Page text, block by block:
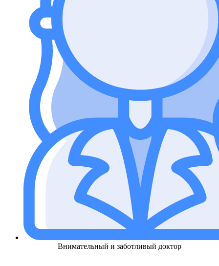
Проиграть видео
Внимательный и заботливый доктор